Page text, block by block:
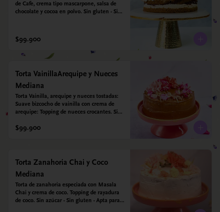
de Cafe, crema tipo mascarpone, salsa de
chocolate y cocoa en polvo. Sin gluten - Sin
$99.900
Torta VainillaArequipe y Nueces
Mediana
Torta Vainilla, arequipe y nueces tostadas:
Suave bizcocho de vainilla con crema de
arequipe: Topping de nueces crocantes. Sin
$99.900
Torta Zanahoria Chai y Coco
Mediana
Torta de zanahoria especiada con Masala
Chai y crema de coco. Topping de rayadura
de coco. Sin azúcar - Sin gluten - Apta para